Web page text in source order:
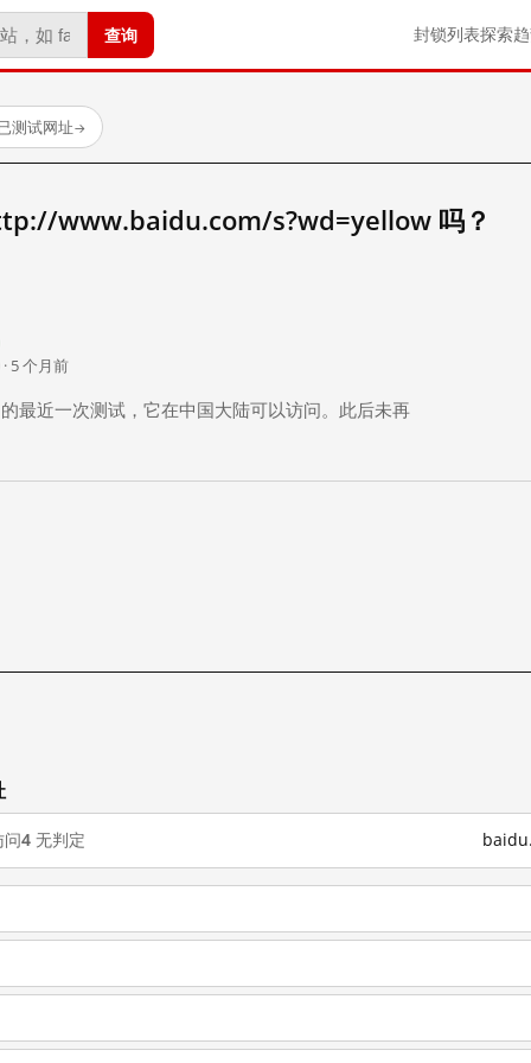
查询 封锁列表探索
测试网址→
www.baidu.com/s?wd=yellow 吗？
5 个月前
最近一次测试，它在中国大陆可以访问。此后未再
问4 无判定